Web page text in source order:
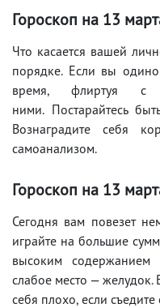
Гороскоп на 13
Что касается вашей
порядке. Если вы
время, флиртуя
ними. Постарайтесь
Вознаградите себя
самоанализом.
Гороскоп на 13
Сегодня вам повезет
играйте на большие
высоким содержанием
слабое место — желудок.
себя плохо, если